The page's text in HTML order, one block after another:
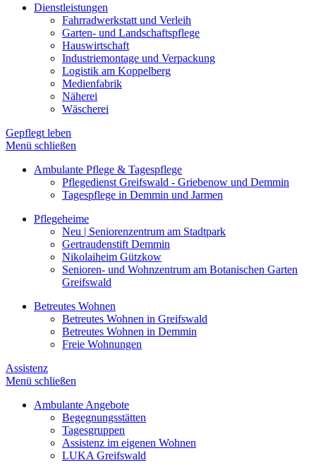
Dienstleistungen
Fahrradwerkstatt und Verleih
Garten- und Landschaftspflege
Hauswirtschaft
Industriemontage und Verpackung
Logistik am Koppelberg
Medienfabrik
Näherei
Wäscherei
Gepflegt leben
Menü schließen
Ambulante Pflege & Tagespflege
Pflegedienst Greifswald - Griebenow und Demmin
Tagespflege in Demmin und Jarmen
Pflegeheime
Neu | Seniorenzentrum am Stadtpark
Gertraudenstift Demmin
Nikolaiheim Gützkow
Senioren- und Wohnzentrum am Botanischen Garten
Greifswald
Betreutes Wohnen
Betreutes Wohnen in Greifswald
Betreutes Wohnen in Demmin
Freie Wohnungen
Assistenz
Menü schließen
Ambulante Angebote
Begegnungsstätten
Tagesgruppen
Assistenz im eigenen Wohnen
LUKA Greifswald